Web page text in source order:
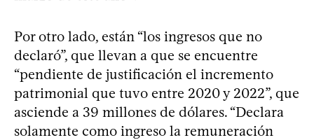
Por otro lado, están “los ingresos que no
declaró”, que llevan a que se encuentre
“pendiente de justificación el incremento
patrimonial que tuvo entre 2020 y 2022”, que
asciende a 39 millones de dólares. “Declara
solamente como ingreso la remuneración